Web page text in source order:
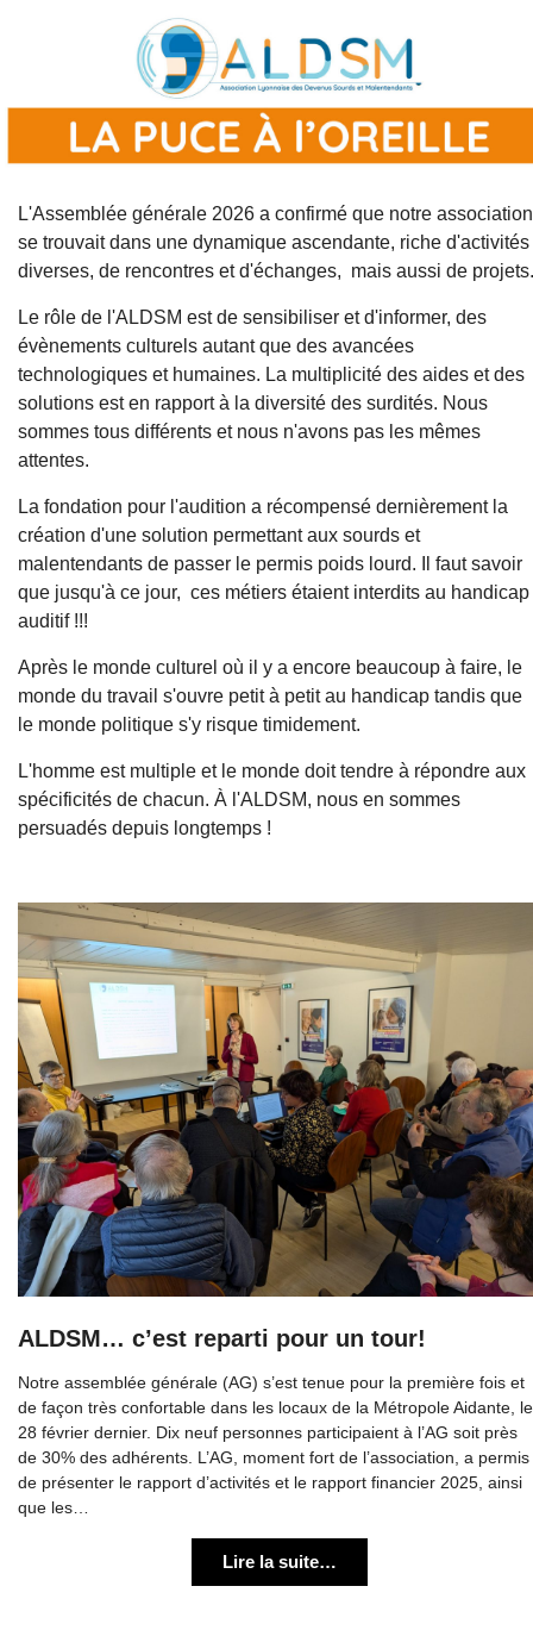
L'Assemblée générale 2026 a confirmé que notre association
se trouvait dans une dynamique ascendante, riche d'activités
diverses, de rencontres et d'échanges, mais aussi de projets.
Le rôle de l'ALDSM est de sensibiliser et d'informer, des
évènements culturels autant que des avancées
technologiques et humaines. La multiplicité des aides et des
solutions est en rapport à la diversité des surdités. Nous
sommes tous différents et nous n'avons pas les mêmes
attentes.
La fondation pour l'audition a récompensé dernièrement la
création d'une solution permettant aux sourds et
malentendants de passer le permis poids lourd. Il faut savoir
que jusqu'à ce jour, ces métiers étaient interdits au handicap
auditif !!!
Après le monde culturel où il y a encore beaucoup à faire, le
monde du travail s'ouvre petit à petit au handicap tandis que
le monde politique s'y risque timidement.
L'homme est multiple et le monde doit tendre à répondre aux
spécificités de chacun. À l'ALDSM, nous en sommes
persuadés depuis longtemps !
ALDSM… c’est reparti pour un tour!
Notre assemblée générale (AG) s’est tenue pour la première fois et
de façon très confortable dans les locaux de la Métropole Aidante, le
28 février dernier. Dix neuf personnes participaient à l’AG soit près
de 30% des adhérents. L’AG, moment fort de l’association, a permis
de présenter le rapport d’activités et le rapport financier 2025, ainsi
que les…
Lire la suite…